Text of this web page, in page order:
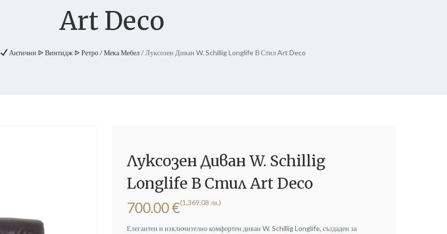
Art Deco
Антични ᐉ Винтидж ᐉ Ретро/Мека Мебел/ Луксозен Диван W. Schillig Longlife В Стил Art Deco
Луксозен Диван W. Schillig
Longlife В Стил Art Deco
700.00€(1,369.08 лв.)
Елегантен и изключително комфортен диван W. Schillig Longlife, създаден за